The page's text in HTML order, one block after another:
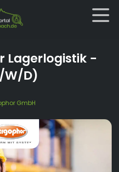
Lagerlogistik-
W/D)
GmbH